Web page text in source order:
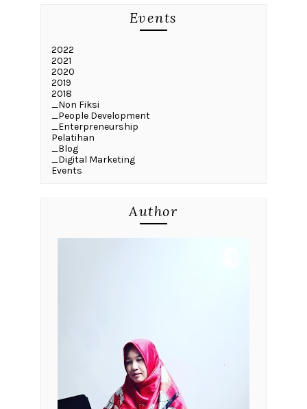
Events
2022
2021
2020
2019
2018
_Non Fiksi
_People Development
_Enterpreneurship
Pelatihan
_Blog
_Digital Marketing
Events
Author